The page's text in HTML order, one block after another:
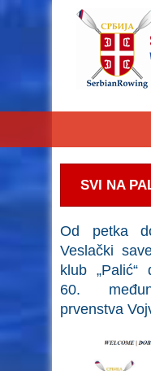
SVI NA
Od petka
Veslački
klub „Palić“
60.
prvenstva